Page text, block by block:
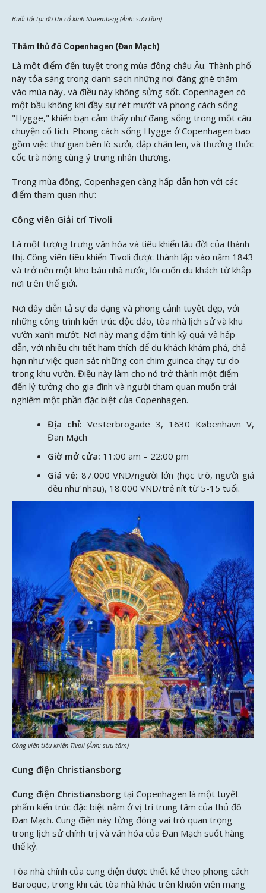
Buổi tối tại đô thị cổ kính Nuremberg (Ảnh: sưu tầm)
Thăm thủ đô Copenhagen (Đan Mạch)
Là một điểm đến tuyệt trong mùa đông châu Âu. Thành phố
này tỏa sáng trong danh sách những nơi đáng ghé thăm
vào mùa này, và điều này không sửng sốt. Copenhagen có
một bầu không khí đầy sự rét mướt và phong cách sống
"Hygge," khiến bạn cảm thấy như đang sống trong một câu
chuyện cổ tích. Phong cách sống Hygge ở Copenhagen bao
gồm việc thư giãn bên lò sưởi, đắp chăn len, và thưởng thức
cốc trà nóng cùng ý trung nhân thương.
Trong mùa đông, Copenhagen càng hấp dẫn hơn với các
điểm tham quan như:
Công viên Giải trí Tivoli
Là một tượng trưng văn hóa và tiêu khiển lâu đời của thành
thị. Công viên tiêu khiển Tivoli được thành lập vào năm 1843
và trở nên một kho báu nhà nước, lôi cuốn du khách từ khắp
nơi trên thế giới.
Nơi đây diễn tả sự đa dạng và phong cảnh tuyệt đẹp, với
những công trình kiến trúc độc đáo, tòa nhà lịch sử và khu
vườn xanh mướt. Nơi này mang đậm tính kỳ quái và hấp
dẫn, với nhiều chi tiết ham thích để du khách khám phá, chả
hạn như việc quan sát những con chim guinea chạy tự do
trong khu vườn. Điều này làm cho nó trở thành một điểm
đến lý tưởng cho gia đình và người tham quan muốn trải
nghiệm một phần đặc biệt của Copenhagen.
Địa chỉ: Vesterbrogade 3, 1630 København V,
Đan Mạch
Giờ mở cửa: 11:00 am – 22:00 pm
Giá vé: 87.000 VND/người lớn (học trò, người giá
đều như nhau), 18.000 VND/trẻ nít từ 5-15 tuổi.
Công viên tiêu khiển Tivoli (Ảnh: sưu tầm)
Cung điện Christiansborg
Cung điện Christiansborg tại Copenhagen là một tuyệt
phẩm kiến trúc đặc biệt nằm ở vị trí trung tâm của thủ đô
Đan Mạch. Cung điện này từng đóng vai trò quan trọng
trong lịch sử chính trị và văn hóa của Đan Mạch suốt hàng
thế kỷ.
Tòa nhà chính của cung điện được thiết kế theo phong cách
Baroque, trong khi các tòa nhà khác trên khuôn viên mang